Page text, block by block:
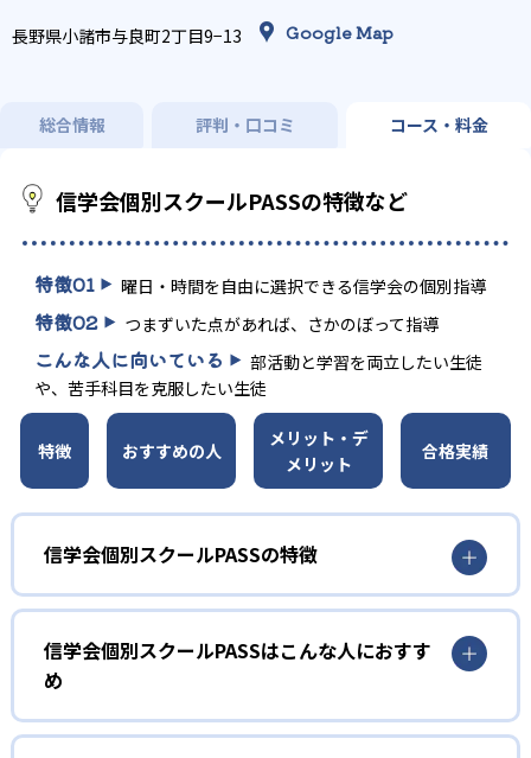
長野県小諸市与良町2丁目9−13 Google Map
総合情報 評判・口コミ コース・料金
信学会個別スクールPASSの特徴など
特徴01 曜日・時間を自由に選択できる信学会の個別指導
特徴02 つまずいた点があれば、さかのぼって指導
こんな人に向いている
部活動と学習を両立したい生徒
や、苦手科目を克服したい生徒
特徴 おすすめの人
メリット・デ
メリット
合格実績
信学会個別スクールPASSの特徴
1
一人ひとりに合わせた柔軟なスケジュール
信学会個別スクールPASSでは、部活動や習い事にも対応で
きるよう、曜日や時間を生徒の都合に合わせて自由に選択
信学会個別スクールPASSはこんな人におすす
め
小学生